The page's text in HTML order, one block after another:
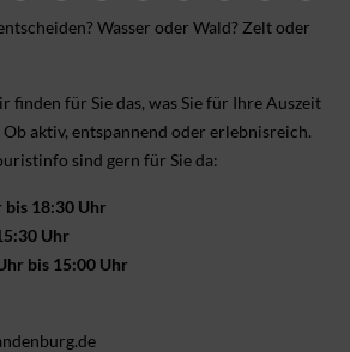
Wasser oder Wald? Zelt oder
finden für Sie das, was Sie für Ihre Aus­zeit
aktiv, ent­spannend oder erlebnis­reich.
sind gern für Sie da:
bis 18:30 Uhr
Uhr
bis 15:00 Uhr